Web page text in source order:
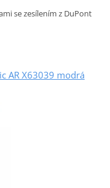
se zesílením z DuPont
AR X63039 modrá